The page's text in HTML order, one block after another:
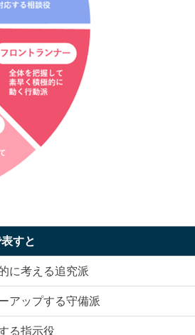
すと
に考える追究派
アップする守備派
る指示役